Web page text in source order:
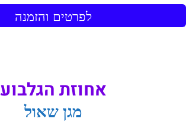
לפרטים והזמנה
אחוזת הגלבוע
מגן שאול